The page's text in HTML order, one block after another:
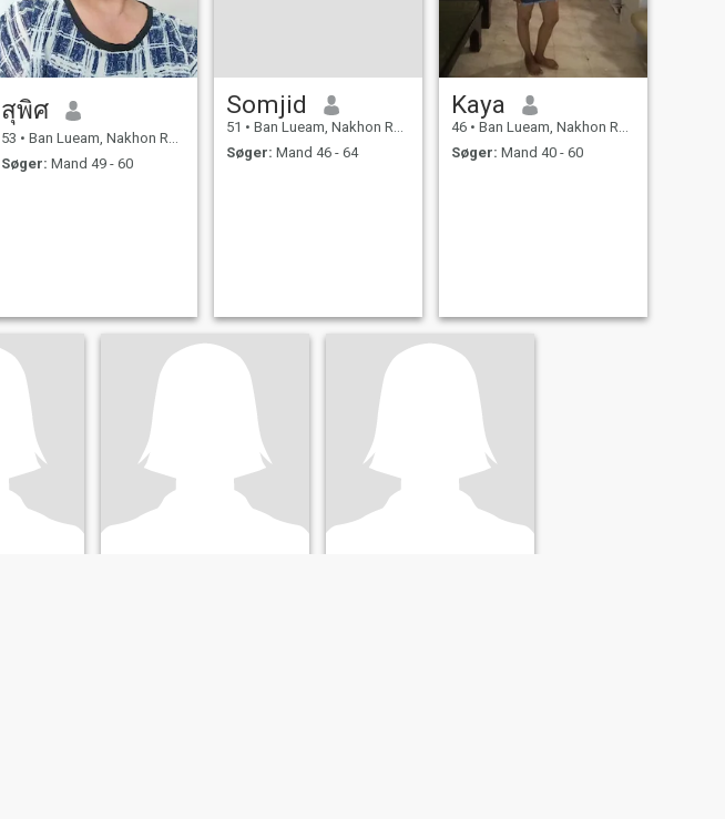
สุพิศ
53 • Ban Lueam, Nakhon Ratchasima, Thailand
Søger: Mand 49 - 60
Somjid
51 • Ban Lueam, Nakhon Ratchasima, Thailand
Søger: Mand 46 - 64
Kaya
46 • Ban Lueam, Nakhon Ratchasima, Thailand
Søger: Mand 40 - 60